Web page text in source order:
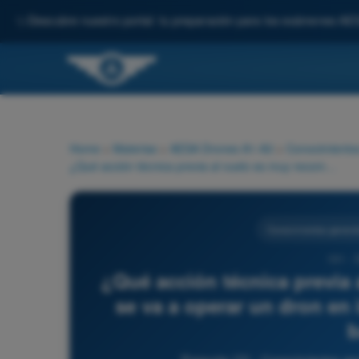
Descubre nuestro portal: tu preparación para los exámenes
Home Materias AESA Drones A1-A3
¿Qué acción técnica
se va a operar un dron